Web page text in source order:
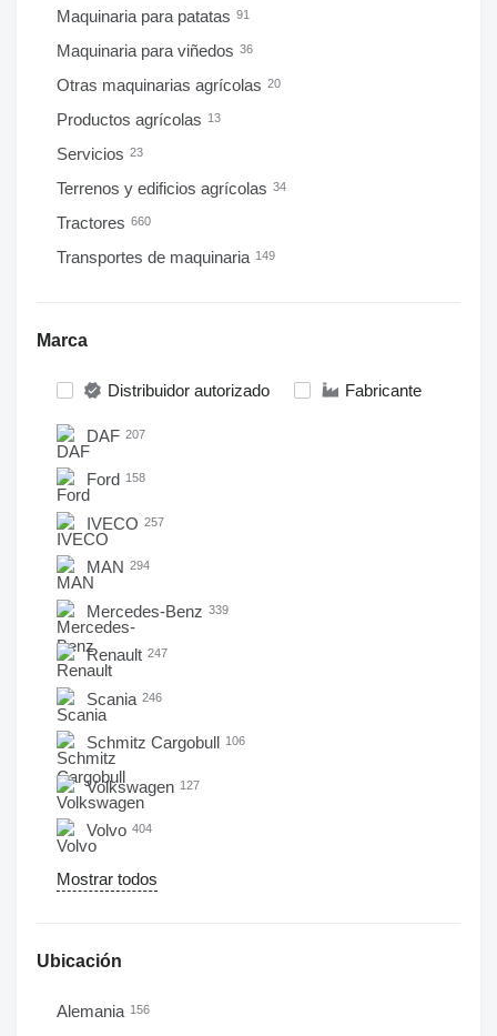
Maquinaria para patatas 91
Maquinaria para viñedos 36
Otras maquinarias agrícolas 20
Productos agrícolas 13
Servicios 23
Terrenos y edificios agrícolas 34
Tractores 660
Transportes de maquinaria 149
Marca
Distribuidor autorizado Fabricante
DAF 207
Ford 158
IVECO 257
MAN 294
Mercedes-Benz 339
Renault 247
Scania 246
Schmitz Cargobull 106
Volkswagen 127
Volvo 404
Mostrar todos
Ubicación
Alemania 156